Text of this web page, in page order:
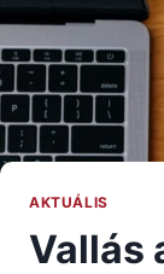
AKTUÁLIS
Vallás